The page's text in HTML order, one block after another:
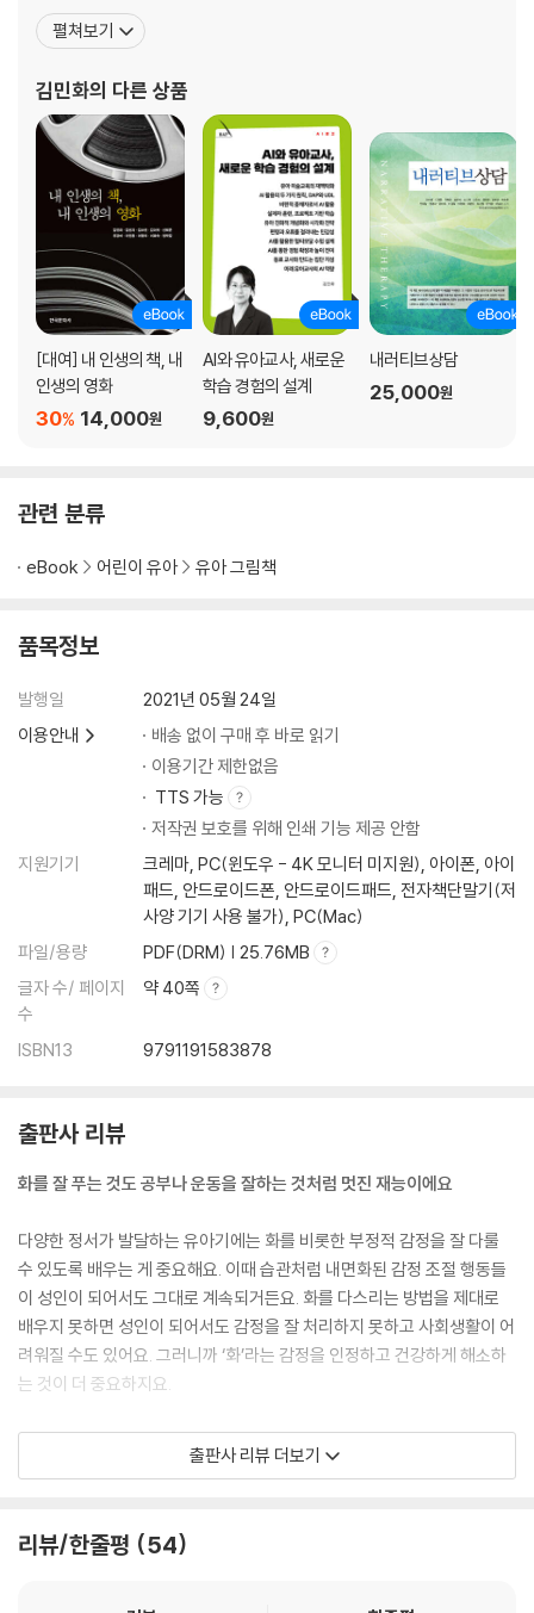
서로 《초연결시대의 병리성과 인문치료》(2025), 《서사의학》(202
5), 단독 저서로 《유아 동시 교육을 위한 주제별 동시》(2023), 《글
까?》(2021) 등이 있다. 번역서로는 《시치료:
펼쳐보기
김민화의 다른 상품
[대여] 내 인생의 책, 내
인생의 영화
14,000원
30%
AI와 유아교사, 새로운
학습 경험의 설계
9,600원
내러티브상담
25,000원
관련 분류
eBook 어린이 유아 유아 그림책
품목정보
발행일
2021년 05월 24일
이용안내
배송 없이 구매 후 바로 읽기
이용기간 제한없음
TTS 가능
저작권 보호를 위해 인쇄 기능 제공 안함
지원기기
크레마, PC(윈도우 - 4K 모니터 미지원), 아이폰, 아이
패드, 안드로이드폰, 안드로이드패드, 전자책단말기(저
사양 기기 사용 불가), PC(Mac)
파일/용량
PDF(DRM) | 25.76MB
글자 수/ 페이지
수
약 40쪽
ISBN13 9791191583878
출판사 리뷰
화를 잘 푸는 것도 공부나 운동을 잘하는 것처럼 멋진 재능이에요
다양한 정서가 발달하는 유아기에는 화를 비롯한 부정적 감정을 잘 다룰
수 있도록 배우는 게 중요해요. 이때 습관처럼 내면화된 감정 조절 행동들
이 성인이 되어서도 그대로 계속되거든요. 화를 다스리는 방법을 제대로
배우지 못하면 성인이 되어서도 감정을 잘 처리하지 못하고 사회생활이 어
려워질 수도 있어요. 그러니까 ‘화’라는 감정을 인정하고 건강하게 해소하
는 것이 더 중요하지요.
‘화를 잘 푸는 능력’ 즉 자신의 부정적인 감정을 조절하는 능력은 공부나 운
동과 마찬가지로 어려서부터 배우고 길러야 하는 재능 중 하나예요. 아이
저마다 다른 건 지극히 당연해요. 화가 풀리는 방법도 제각각이고요. 아이
출판사 리뷰 더보기
리뷰/한줄평 54